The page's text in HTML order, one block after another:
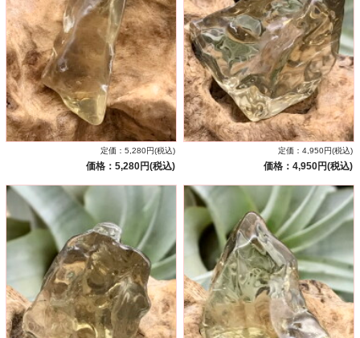
定価：5,280円(税込)
価格：5,280円(税込)
定価：4,950円(税込)
価格：4,950円(税込)